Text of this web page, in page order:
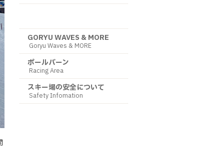
GORYU WAVES & MORE
Goryu Waves & MORE
ポールバーン
Racing Area
スキー場の安全について
Safety Infomation